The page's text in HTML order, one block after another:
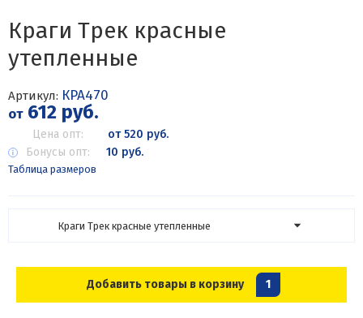
Краги Трек красные
утепленные
Артикул: КРА470
от612 руб.
Цена опт:
от 520 руб.
Бонусы опт:
10 руб.
Таблица размеров
Краги Трек красные утепленные
Добавить товары в корзину 1